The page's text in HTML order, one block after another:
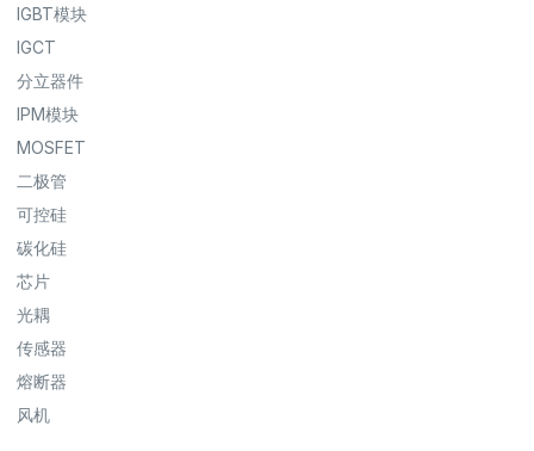
IGBT模块
IGCT
分立器件
IPM模块
MOSFET
二极管
可控硅
碳化硅
芯片
光耦
传感器
熔断器
风机